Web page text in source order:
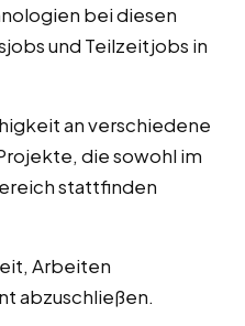
bei diesen
und Teilzeitjobs in
an verschiedene
die sowohl im
stattfinden
Arbeiten
abzuschließen.